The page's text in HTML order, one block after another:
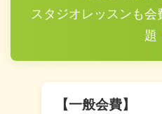
スタジオレッスンも
題
【一般会費】